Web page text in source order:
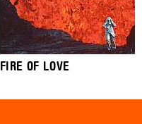
FIRE OF LOVE